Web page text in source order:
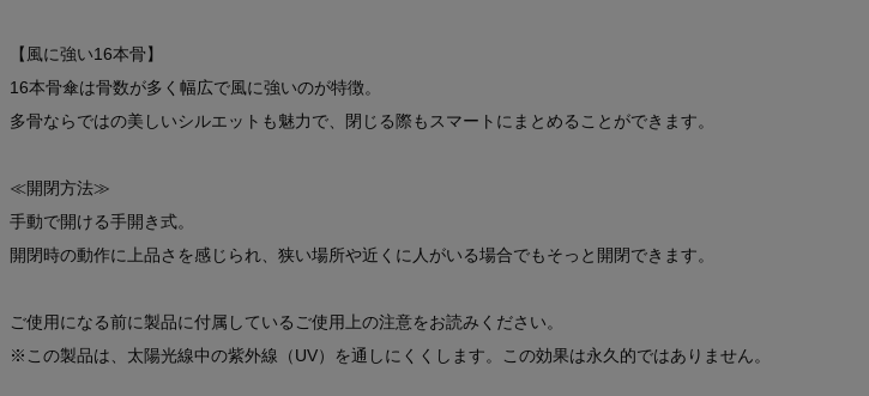
【風に強い16本骨】
16本骨傘は骨数が多く幅広で風に強いのが特徴。
多骨ならではの美しいシルエットも魅力で、閉じる際もスマートにまとめることができます。
≪開閉方法≫
手動で開ける手開き式。
開閉時の動作に上品さを感じられ、狭い場所や近くに人がいる場合でもそっと開閉できます。
ご使用になる前に製品に付属しているご使用上の注意をお読みください。
※この製品は、太陽光線中の紫外線（UV）を通しにくくします。この効果は永久的ではありません。